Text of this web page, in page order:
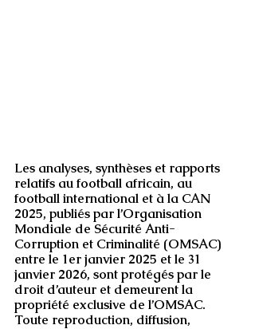
Les analyses, synthèses et rapports
relatifs au football africain, au
football international et à la CAN
2025, publiés par l’Organisation
Mondiale de Sécurité Anti-
Corruption et Criminalité (OMSAC)
entre le 1er janvier 2025 et le 31
janvier 2026, sont protégés par le
droit d’auteur et demeurent la
propriété exclusive de l’OMSAC.
Toute reproduction, diffusion,